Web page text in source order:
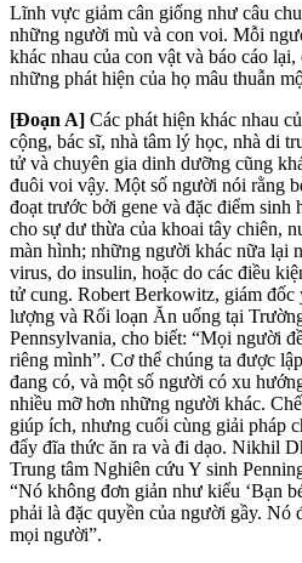
Lĩnh vực giảm cân giống như câu
những người mù và con voi. Mỗi
khác nhau của con vật và báo cáo
những phát hiện của họ mâu thuẫn
[Đoạn A] Các phát hiện khác nhau
cộng, bác sĩ, nhà tâm lý học, nhà di
tử và chuyên gia dinh dưỡng cũng
đuôi voi vậy. Một số người nói rằng
đoạt trước bởi gene và đặc điểm
cho sự dư thừa của khoai tây chiên,
màn hình; những người khác nữa lại
virus, do insulin, hoặc do các điều
tử cung. Robert Berkowitz, giám đốc
lượng và Rối loạn Ăn uống tại
Pennsylvania, cho biết: “Mọi người
riêng mình”. Cơ thể chúng ta được
đang có, và một số người có xu
nhiều mỡ hơn những người khác.
giúp ích, nhưng cuối cùng giải pháp
đẩy đĩa thức ăn ra và đi dạo. Nikhil
Trung tâm Nghiên cứu Y sinh
“Nó không đơn giản như kiểu ‘Bạn
phải là đặc quyền của người gầy. Nó
mọi người”.